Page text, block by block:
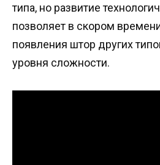
типа, но развитие
позволяет в скором
появления штор других
уровня сложности.